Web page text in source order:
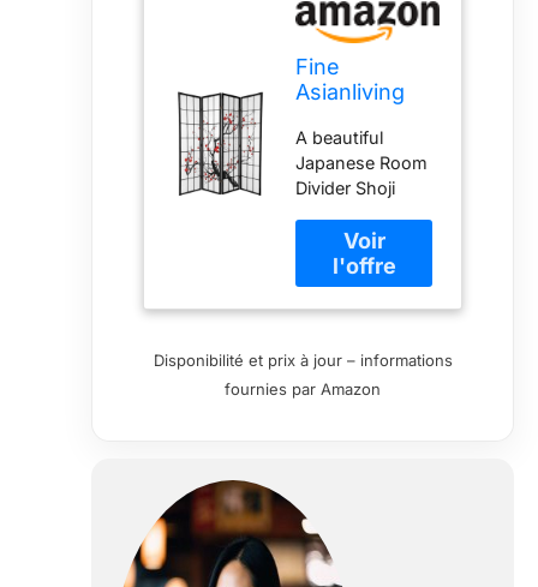
Fine
Asianliving
Japonais
Shoji
L180xH180cm
4 Panneaux
Paper de Riz
- Fleurs de
Cerisier
Séparateur
Oriental
Asiatique
A beautiful
Japanese Room
Divider Shoji
give your room a
Japanese touch.
This Japanese
Room Divider is
separating any
rooms and
light.
Disponibilité et prix à jour – informations
fournies par Amazon